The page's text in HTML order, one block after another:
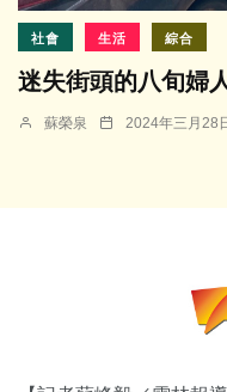
社會 生活 綜合
迷失街頭的八旬婦
蘇榮泉 2024年三月28